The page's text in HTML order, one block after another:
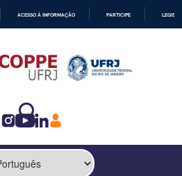
CONTEÚDO
ACESSO À INFORMAÇÃO PARTICIPE